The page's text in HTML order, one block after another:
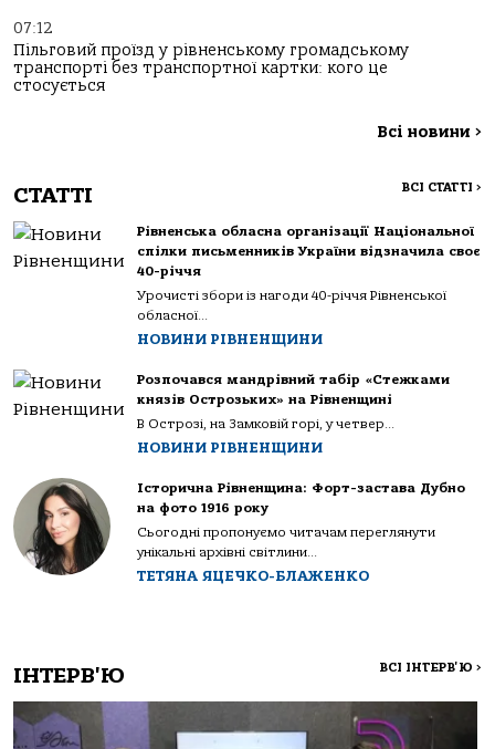
07:12
Пільговий проїзд у рівненському громадському
транспорті без транспортної картки: кого це
стосується
Всі новини >
СТАТТІ ВСІ СТАТТІ >
Рівненська обласна організації Національної
спілки письменників України відзначила своє
40-річчя
Урочисті збори із нагоди 40-річчя Рівненської
обласної...
НОВИНИ РІВНЕНЩИНИ
Розпочався мандрівний табір «Стежками
князів Острозьких» на Рівненщині
В Острозі, на Замковій горі, у четвер...
НОВИНИ РІВНЕНЩИНИ
Історична Рівненщина: Форт-застава Дубно
на фото 1916 року
Сьогодні пропонуємо читачам переглянути
унікальні архівні світлини...
ТЕТЯНА ЯЦЕЧКО-БЛАЖЕНКО
ІНТЕРВ'Ю ВСІ ІНТЕРВ'Ю >